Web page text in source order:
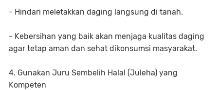
- Hindari meletakkan daging langsung di tanah.
- Kebersihan yang baik akan menjaga kualitas daging
agar tetap aman dan sehat dikonsumsi masyarakat.
4. Gunakan Juru Sembelih Halal (Juleha) yang
Kompeten